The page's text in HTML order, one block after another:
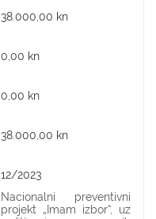
38.000,00 kn
0,00 kn
0,00 kn
38.000,00 kn
12/2023
Nacionalni preventivni
projekt „Imam izbor“, uz